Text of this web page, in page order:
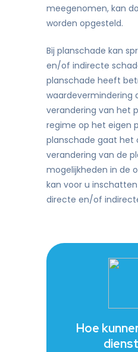
meegenomen, kan
worden opgesteld.
Bij planschade kan
en/of indirecte
planschade heeft
waardevermindering
verandering van het
regime op het eigen
planschade gaat het
verandering van de
mogelijkheden in de
kan voor u
directe en/of
Hoe